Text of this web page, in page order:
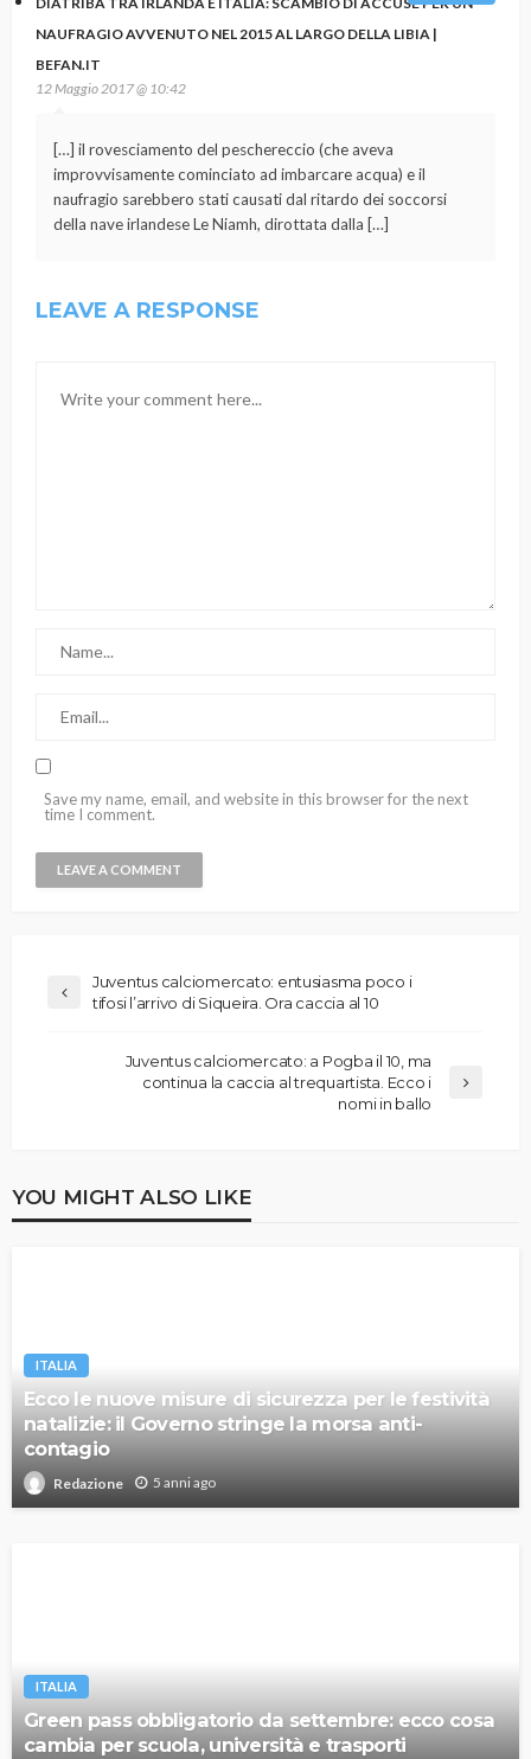
NAUFRAGIO AVVENUTO NEL 2015 AL LARGO DELLA LIBIA |
BEFAN.IT
12 Maggio 2017 @ 10:42
[…] il rovesciamento del peschereccio (che aveva
improvvisamente cominciato ad imbarcare acqua) e il
naufragio sarebbero stati causati dal ritardo dei soccorsi
della nave irlandese Le Niamh, dirottata dalla […]
LEAVE A RESPONSE
Save my name, email, and website in this browser for the next
time I comment.
Juventus calciomercato: entusiasma poco i
tifosi l’arrivo di Siqueira. Ora caccia al 10
Juventus calciomercato: a Pogba il 10, ma
continua la caccia al trequartista. Ecco i
nomi in ballo
YOU MIGHT ALSO LIKE
ITALIA
Ecco le nuove misure di sicurezza per le festività
natalizie: il Governo stringe la morsa anti-
contagio
Redazione 5 anni ago
ITALIA
Green pass obbligatorio da settembre: ecco cosa
cambia per scuola, università e trasporti